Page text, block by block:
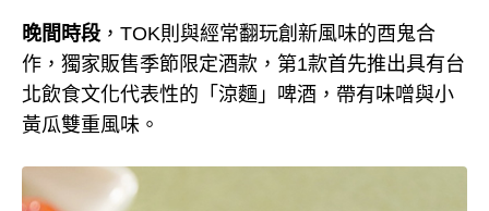
晚間時段 ，TOK則與經常翻玩創新風味的酉鬼合
作，獨家販售季節限定酒款，第1款首先推出具有台
北飲食文化代表性的「涼麵」啤酒，帶有味噌與小
黃瓜雙重風味。